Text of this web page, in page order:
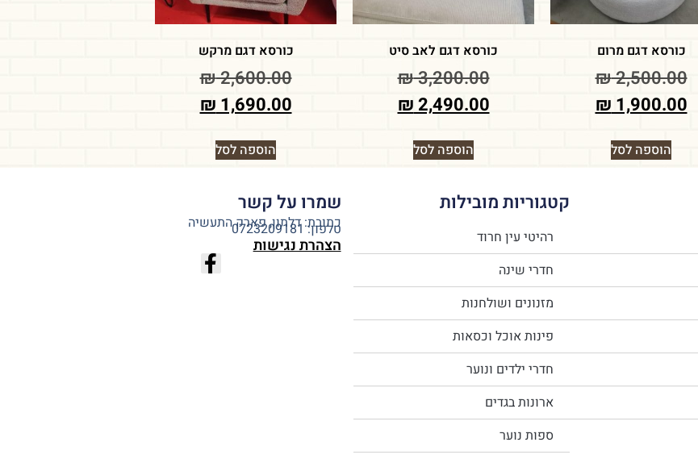
כורסא דגם מרום
₪2,500.00
₪ 1,900.00
הוספה לסל
כורסא דגם לאב סיט
₪3,200.00
₪2,490.00
הוספה לסל
כורסא דגם מרקש
₪2,600.00
₪ 1,690.00
הוספה לסל
קטגוריות מובילות
רהיטי עין חרוד
חדרי שינה
מזנונים ושולחנות
פינות אוכל וכסאות
חדרי ילדים ונוער
ארונות בגדים
ספות נוער
שמרו על קשר
כתובת: דלתון, פארק התעשיה
טלפון: 0723209181
הצהרת נגישות